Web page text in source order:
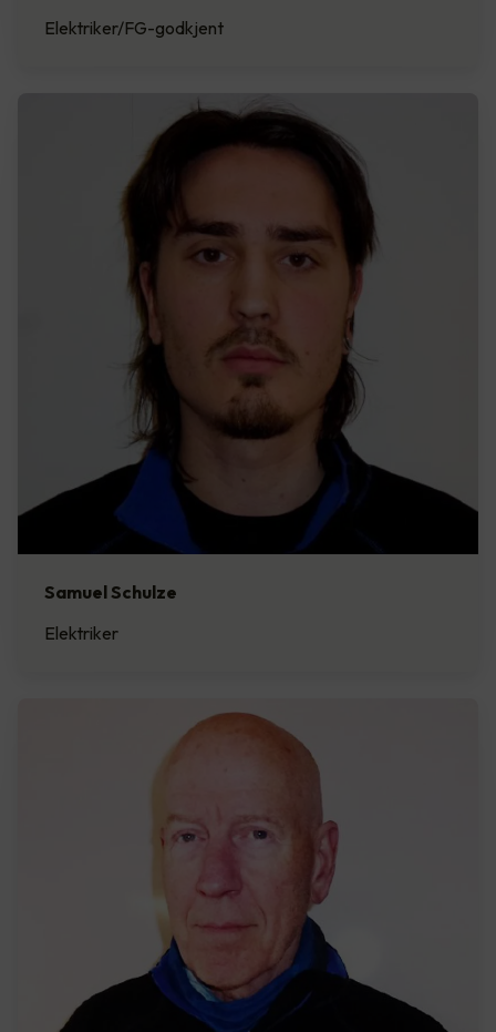
Elektriker/FG-godkjent
Samuel Schulze
Elektriker